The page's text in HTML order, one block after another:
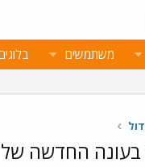
משתמשים
החדשה